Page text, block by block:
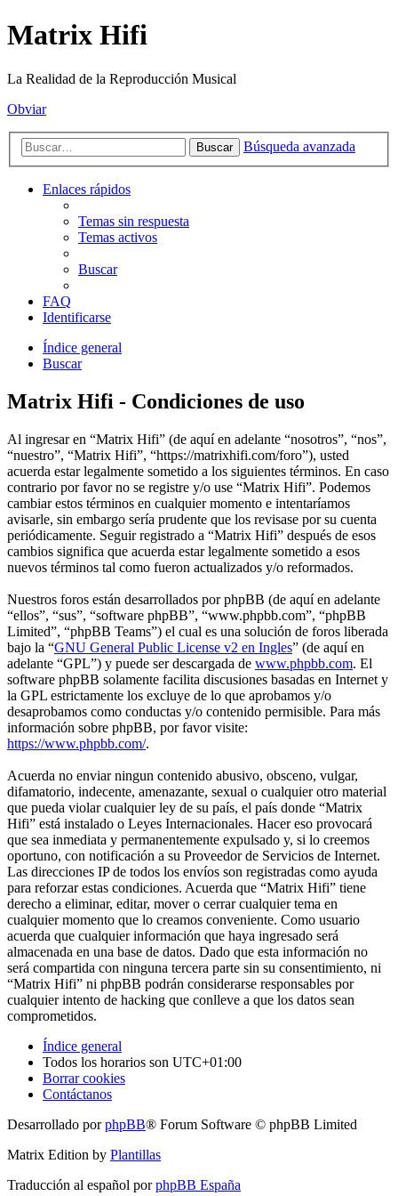
Matrix Hifi
La Realidad de la Reproducción Musical
Obviar
Buscar Búsqueda avanzada
Enlaces rápidos
Temas sin respuesta
Temas activos
Buscar
FAQ
Identificarse
Índice general
Buscar
Matrix Hifi - Condiciones de uso
Al ingresar en “Matrix Hifi” (de aquí en adelante “nosotros”, “nos”,
“nuestro”, “Matrix Hifi”, “https://matrixhifi.com/foro”), usted
acuerda estar legalmente sometido a los siguientes términos. En caso
contrario por favor no se registre y/o use “Matrix Hifi”. Podemos
cambiar estos términos en cualquier momento e intentaríamos
avisarle, sin embargo sería prudente que los revisase por su cuenta
periódicamente. Seguir registrado a “Matrix Hifi” después de esos
cambios significa que acuerda estar legalmente sometido a esos
nuevos términos tal como fueron actualizados y/o reformados.
Nuestros foros están desarrollados por phpBB (de aquí en adelante
“ellos”, “sus”, “software phpBB”, “www.phpbb.com”, “phpBB
Limited”, “phpBB Teams”) el cual es una solución de foros liberada
bajo la “GNU General Public License v2 en Ingles” (de aquí en
adelante “GPL”) y puede ser descargada de www.phpbb.com. El
software phpBB solamente facilita discusiones basadas en Internet y
la GPL estrictamente los excluye de lo que aprobamos y/o
desaprobamos como conductas y/o contenido permisible. Para más
información sobre phpBB, por favor visite:
https://www.phpbb.com/.
Acuerda no enviar ningun contenido abusivo, obsceno, vulgar,
difamatorio, indecente, amenazante, sexual o cualquier otro material
que pueda violar cualquier ley de su país, el país donde “Matrix
Hifi” está instalado o Leyes Internacionales. Hacer eso provocará
que sea inmediata y permanentemente expulsado y, si lo creemos
oportuno, con notificación a su Proveedor de Servicios de Internet.
Las direcciones IP de todos los envíos son registradas como ayuda
para reforzar estas condiciones. Acuerda que “Matrix Hifi” tiene
derecho a eliminar, editar, mover o cerrar cualquier tema en
cualquier momento que lo creamos conveniente. Como usuario
acuerda que cualquier información que haya ingresado será
almacenada en una base de datos. Dado que esta información no
será compartida con ninguna tercera parte sin su consentimiento, ni
“Matrix Hifi” ni phpBB podrán considerarse responsables por
cualquier intento de hacking que conlleve a que los datos sean
comprometidos.
Índice general
Todos los horarios son UTC+01:00
Borrar cookies
Contáctanos
Desarrollado porphpBB® Forum Software © phpBB Limited
Matrix Edition by Plantillas
Traducción al español porphpBB España